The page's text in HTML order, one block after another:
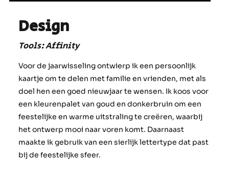
Design
Tools: Affinity
Voor de jaarwisseling ontwierp ik een persoonlijk
kaartje om te delen met familie en vrienden, met als
doel hen een goed nieuwjaar te wensen. Ik koos voor
een kleurenpalet van goud en donkerbruin om een
feestelijke en warme uitstraling te creëren, waarbij
het ontwerp mooi naar voren komt. Daarnaast
maakte ik gebruik van een sierlijk lettertype dat past
bij de feestelijke sfeer.